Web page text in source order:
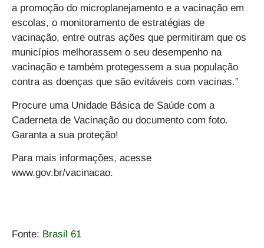
a promoção do microplanejamento e a vacinação em
escolas, o monitoramento de estratégias de
vacinação, entre outras ações que permitiram que os
municípios melhorassem o seu desempenho na
vacinação e também protegessem a sua população
contra as doenças que são evitáveis com vacinas.”
Procure uma Unidade Básica de Saúde com a
Caderneta de Vacinação ou documento com foto.
Garanta a sua proteção!
Para mais informações, acesse
www.gov.br/vacinacao.
Fonte: Brasil 61